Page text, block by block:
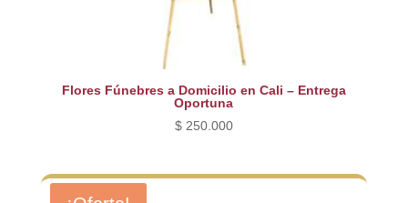
Flores Fúnebres a Domicilio en Cali – Entrega
Oportuna
$250.000